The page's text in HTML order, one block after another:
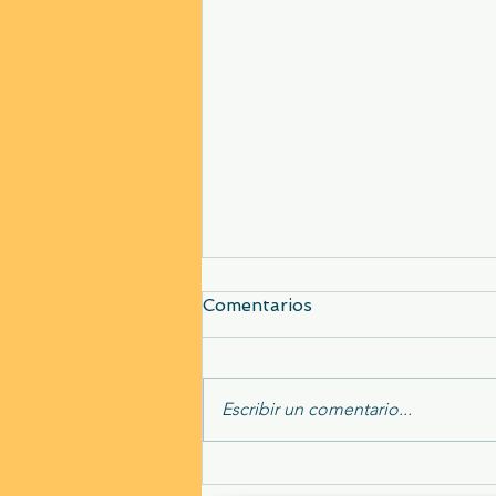
Comentarios
Escribir un comentario...